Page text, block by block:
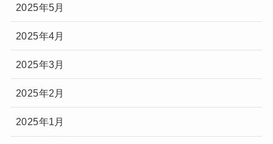
2025年5月
2025年4月
2025年3月
2025年2月
2025年1月